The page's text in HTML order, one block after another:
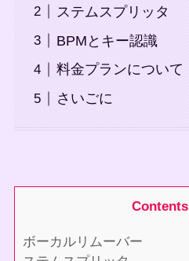
ステムスプリッタ
BPMとキー認識
料金プランについて
さいごに
Contents
ボーカルリムーバー